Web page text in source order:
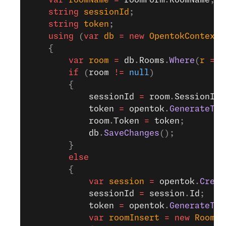
    string
sessionId ;
    string
token ;
    using
( var db = new OpentokContext
    {
        var
room = db . Rooms .Where ( r =>
        if
( room != null )
        {
            sessionId
= room. SessionId
            token
= opentok .
            room
.Token = token ;
            db
. SaveChanges ();
        }
        else
        {
            var
session = opentok .
            sessionId
= session . Id ;
            token
= opentok .
            var
roomInsert = new Room